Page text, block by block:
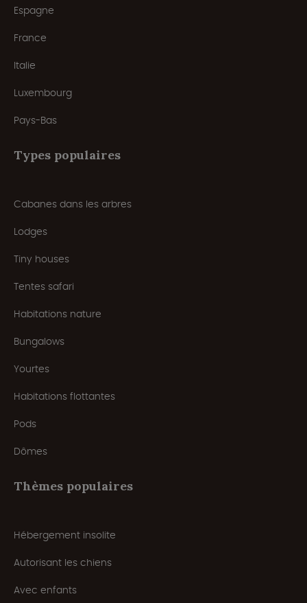
Espagne
France
Italie
Luxembourg
Pays-Bas
Types populaires
Cabanes dans les arbres
Lodges
Tiny houses
Tentes safari
Habitations nature
Bungalows
Yourtes
Habitations flottantes
Pods
Dômes
Thèmes populaires
Hébergement insolite
Autorisant les chiens
Avec enfants